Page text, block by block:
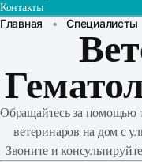
Контакты
Главная • Специалисты
Обращайтесь за помощью
ветеринаров на дом с
Звоните и